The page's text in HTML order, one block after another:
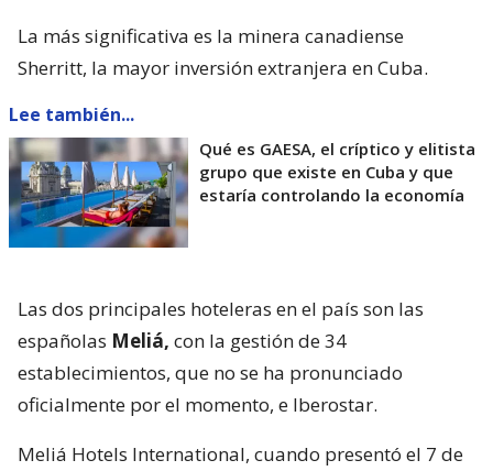
La más significativa es la minera canadiense
Sherritt, la mayor inversión extranjera en Cuba.
Lee también...
Qué es GAESA, el críptico y elitista
grupo que existe en Cuba y que
estaría controlando la economía
Las dos principales hoteleras en el país son las
españolas Meliá, con la gestión de 34
establecimientos, que no se ha pronunciado
oficialmente por el momento, e Iberostar.
Meliá Hotels International, cuando presentó el 7 de